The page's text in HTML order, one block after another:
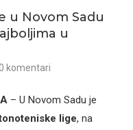
u Novom Sadu
u
komentari
– U Novom Sadu je
lige, na